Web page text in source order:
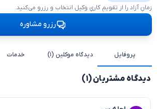
زمانِ آزاد را از تقویمِ کاریِ وکیل انتخاب و رزرو می‌کنید.
رزرو مشاوره
پروفایل دیدگاه موکلین (۱) خدمات
دیدگاه مشتریان (۱)